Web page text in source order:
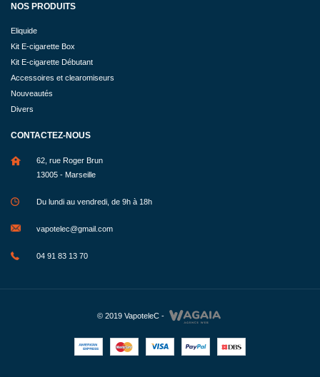
NOS PRODUITS
Eliquide
Kit E-cigarette Box
Kit E-cigarette Débutant
Accessoires et clearomiseurs
Nouveautés
Divers
CONTACTEZ-NOUS
62, rue Roger Brun
13005 - Marseille
Du lundi au vendredi, de 9h à 18h
vapotelec@gmail.com
04 91 83 13 70
© 2019 VapoteleC-